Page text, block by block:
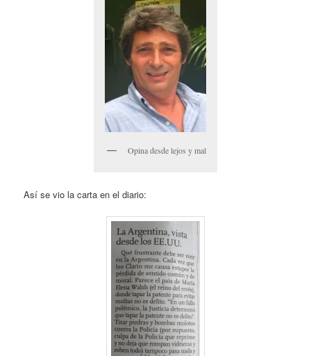
Opina desde lejos y mal
Así se vio la carta en el diario: